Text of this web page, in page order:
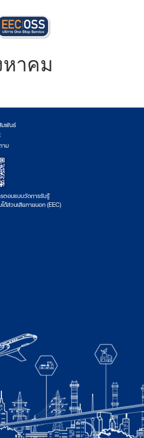
หาคม
มพันธ์
ม
ตอบแบบวัดการรับรู้
ด้ส่วนเสียภายนอก (EEC)